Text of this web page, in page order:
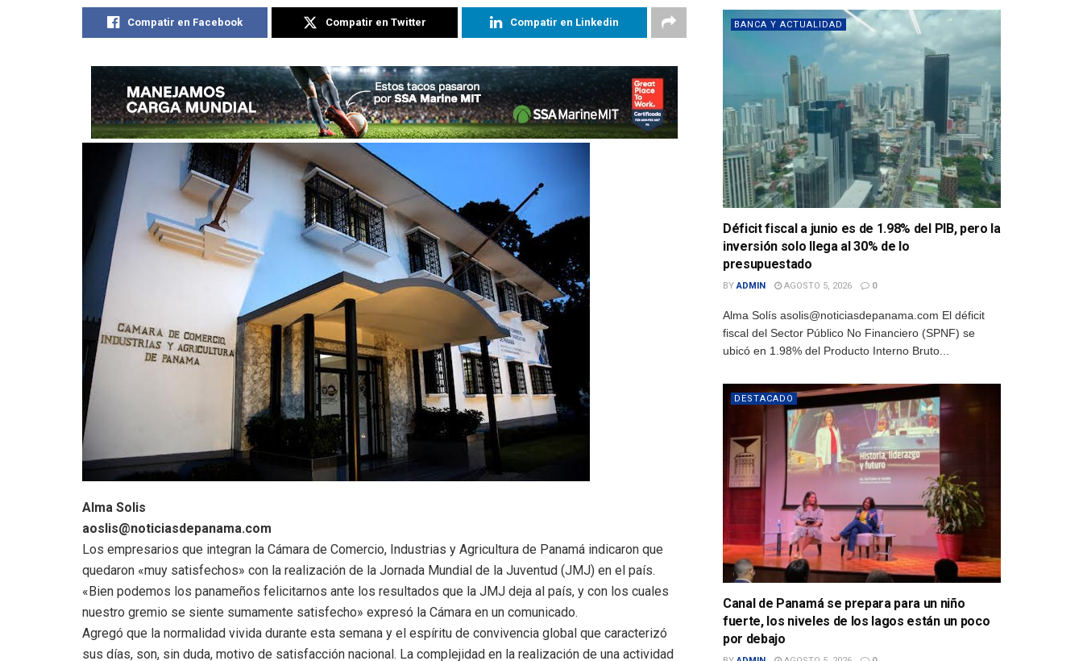
Compatir en Facebook Compatir en Twitter Compatir en Linkedin
Alma Solis
aoslis@noticiasdepanama.com
Los empresarios que integran la Cámara de Comercio, Industrias y Agricultura de Panamá indicaron que
quedaron «muy satisfechos» con la realización de la Jornada Mundial de la Juventud (JMJ) en el país.
«Bien podemos los panameños felicitarnos ante los resultados que la JMJ deja al país, y con los cuales
nuestro gremio se siente sumamente satisfecho» expresó la Cámara en un comunicado.
Agregó que la normalidad vivida durante esta semana y el espíritu de convivencia global que caracterizó
sus días, son, sin duda, motivo de satisfacción nacional. La complejidad en la realización de una actividad
BANCA Y ACTUALIDAD
Déficit fiscal a junio es de 1.98% del PIB, pero la
inversión solo llega al 30% de lo
presupuestado
BY ADMIN AGOSTO 5, 2026 0
Alma Solís asolis@noticiasdepanama.com El déficit
fiscal del Sector Público No Financiero (SPNF) se
ubicó en 1.98% del Producto Interno Bruto...
DESTACADO
Canal de Panamá se prepara para un niño
fuerte, los niveles de los lagos están un poco
por debajo